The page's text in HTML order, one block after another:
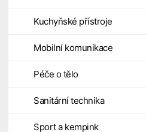
Kuchyňské přístroje
Mobilní komunikace
Péče o tělo
Sanitární technika
Sport a kempink